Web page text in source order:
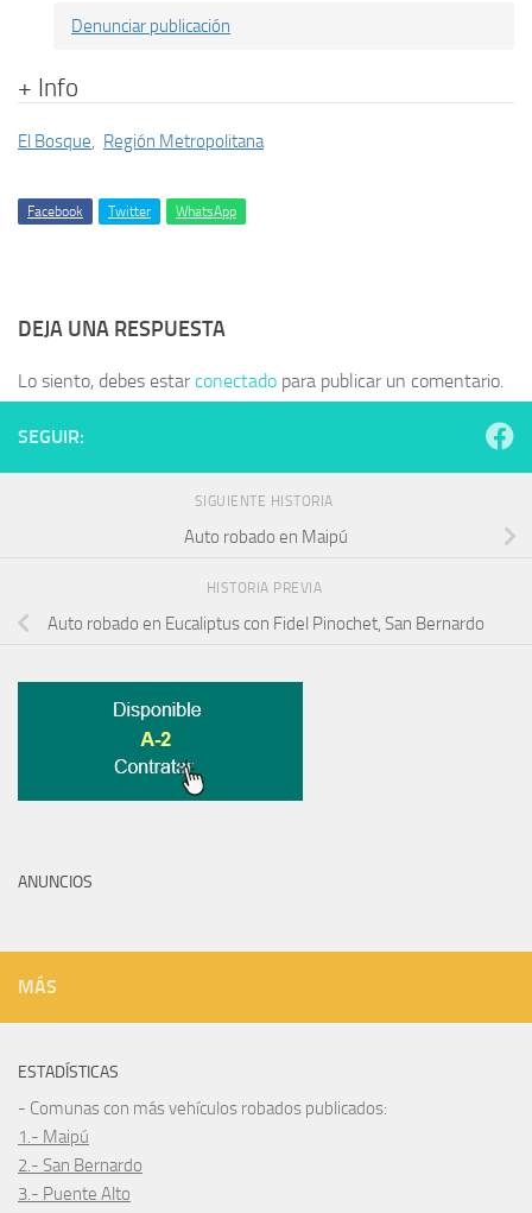
Denunciar publicación
+ Info
El Bosque, Región Metropolitana
Facebook Twitter WhatsApp
DEJA UNA RESPUESTA
Lo siento, debes estarconectado para publicar un comentario.
SEGUIR:
SIGUIENTE HISTORIA
Auto robado en Maipú
HISTORIA PREVIA
Auto robado en Eucaliptus con Fidel Pinochet, San Bernardo
ANUNCIOS
MÁS
ESTADÍSTICAS
- Comunas con más vehículos robados publicados:
1.- Maipú
2.- San Bernardo
3.- Puente Alto